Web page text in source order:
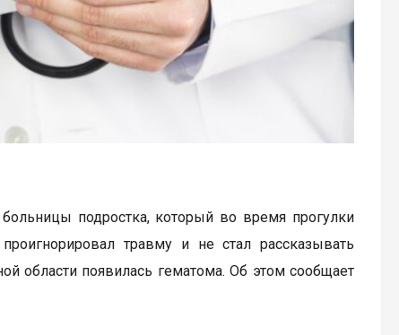
подростка, который во время прогулки
травму и не стал рассказывать
области появилась гематома. Об этом сообщает